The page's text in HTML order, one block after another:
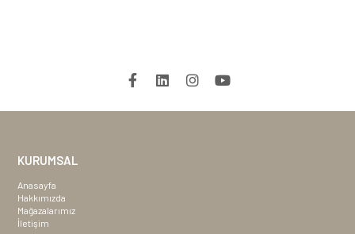
KURUMSAL
Anasayfa
Hakkımızda
Mağazalarımız
İletişim